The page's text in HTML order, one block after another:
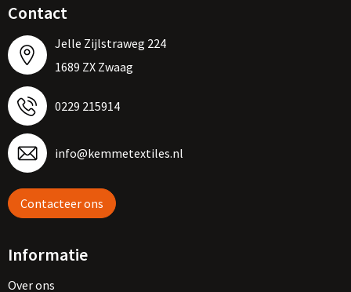
Contact
Jelle Zijlstraweg 224
1689 ZX Zwaag
0229 215914
info@kemmetextiles.nl
Contacteer ons
Informatie
Over ons